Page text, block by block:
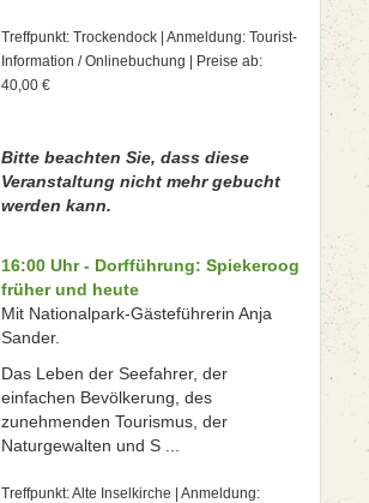
Treffpunkt: Trockendock | Anmeldung: Tourist-
Information / Onlinebuchung | Preise ab:
40,00 €
Bitte beachten Sie, dass diese
Veranstaltung nicht mehr gebucht
werden kann.
16:00 Uhr - Dorfführung: Spiekeroog
früher und heute
Mit Nationalpark-Gästeführerin Anja
Sander.
Das Leben der Seefahrer, der
einfachen Bevölkerung, des
zunehmenden Tourismus, der
Naturgewalten und S ...
Treffpunkt: Alte Inselkirche | Anmeldung: